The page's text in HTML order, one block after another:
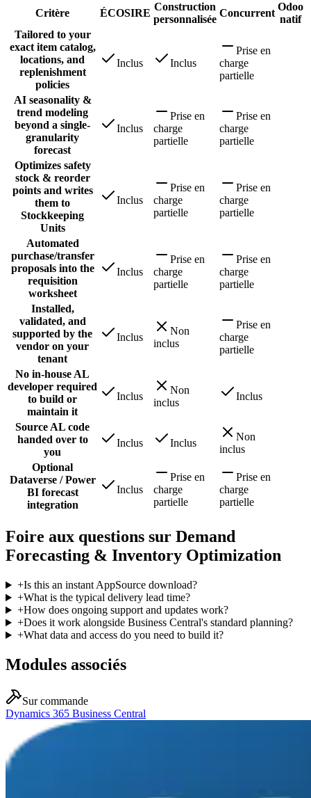
Critère ÉCOSIRE
Construction
personnalisée
Concurrent
Odoo
natif
Tailored to your
exact item catalog,
locations, and
replenishment
policies
Inclus Inclus
Prise en
charge
partielle
AI seasonality &
trend modeling
beyond a single-
granularity
forecast
Inclus
Prise en
charge
partielle
Prise en
charge
partielle
Optimizes safety
stock & reorder
points and writes
them to
Stockkeeping
Units
Inclus
Prise en
charge
partielle
Prise en
charge
partielle
Automated
purchase/transfer
proposals into the
requisition
worksheet
Inclus
Prise en
charge
partielle
Prise en
charge
partielle
Installed,
validated, and
supported by the
vendor on your
tenant
Inclus
Non
inclus
Prise en
charge
partielle
No in-house AL
developer required
to build or
maintain it
Inclus
Non
inclus
Inclus
Source AL code
handed over to
you
Inclus Inclus
Non
inclus
Optional
Dataverse / Power
BI forecast
integration
Inclus
Prise en
charge
partielle
Prise en
charge
partielle
Foire aux questions sur Demand
Forecasting & Inventory Optimization
+Is this an instant AppSource download?
+What is the typical delivery lead time?
+How does ongoing support and updates work?
+Does it work alongside Business Central's standard planning?
+What data and access do you need to build it?
Modules associés
Sur commande
Dynamics 365 Business Central